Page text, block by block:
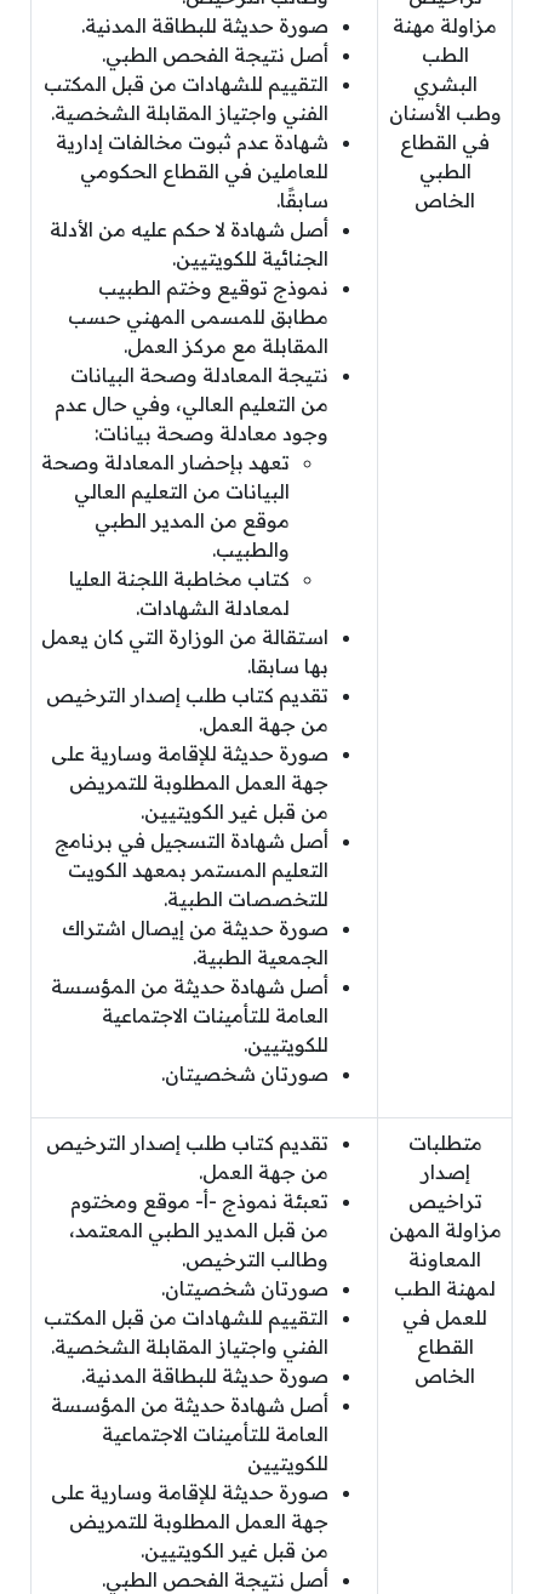
مزاولة مهنة
الطب
البشري
وطب الأسنان
في القطاع
الطبي
الخاص
صورة حديثة للبطاقة المدنية.
أصل نتيجة الفحص الطبي.
التقييم للشهادات من قبل المكتب
الفني واجتياز المقابلة الشخصية.
شهادة عدم ثبوت مخالفات إدارية
للعاملين في القطاع الحكومي
سابقًا.
أصل شهادة لا حكم عليه من الأدلة
الجنائية للكويتيين.
نموذج توقيع وختم الطبيب
مطابق للمسمى المهني حسب
المقابلة مع مركز العمل.
نتيجة المعادلة وصحة البيانات
من التعليم العالي، وفي حال عدم
وجود معادلة وصحة بيانات:
تعهد بإحضار المعادلة وصحة
البيانات من التعليم العالي
موقع من المدير الطبي
والطبيب.
كتاب مخاطبة اللجنة العليا
لمعادلة الشهادات.
استقالة من الوزارة التي كان يعمل
بها سابقا.
تقديم كتاب طلب إصدار الترخيص
من جهة العمل.
صورة حديثة للإقامة وسارية على
جهة العمل المطلوبة للتمريض
من قبل غير الكويتيين.
أصل شهادة التسجيل في برنامج
التعليم المستمر بمعهد الكويت
للتخصصات الطبية.
صورة حديثة من إيصال اشتراك
الجمعية الطبية.
أصل شهادة حديثة من المؤسسة
العامة للتأمينات الاجتماعية
للكويتيين.
صورتان شخصيتان.
متطلبات
إصدار
تراخيص
مزاولة المهن
المعاونة
لمهنة الطب
للعمل في
القطاع
الخاص
تقديم كتاب طلب إصدار الترخيص
من جهة العمل.
تعبئة نموذج -أ- موقع ومختوم
من قبل المدير الطبي المعتمد،
وطالب الترخيص.
صورتان شخصيتان.
التقييم للشهادات من قبل المكتب
الفني واجتياز المقابلة الشخصية.
صورة حديثة للبطاقة المدنية.
أصل شهادة حديثة من المؤسسة
العامة للتأمينات الاجتماعية
للكويتيين
صورة حديثة للإقامة وسارية على
جهة العمل المطلوبة للتمريض
من قبل غير الكويتيين.
أصل نتيجة الفحص الطبي.